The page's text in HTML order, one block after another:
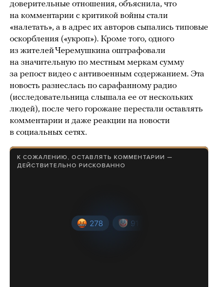
доверительные отношения, объяснила, что
на комментарии с критикой войны стали
«налетать», а в адрес их авторов сыпались типовые
оскорбления («укроп»). Кроме того, одного
из жителей Черемушкина оштрафовали
на значительную по местным меркам сумму
за репост видео с антивоенным содержанием. Эта
новость разнеслась по сарафанному радио
(исследовательница слышала ее от нескольких
людей), после чего горожане перестали оставлять
комментарии и даже реакции на новости
в социальных сетях.
К СОЖАЛЕНИЮ, ОСТАВЛЯТЬ КОММЕНТАРИИ —
ДЕЙСТВИТЕЛЬНО РИСКОВАННО